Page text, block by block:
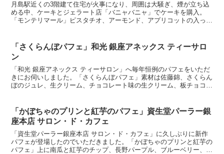
月島駅近くの3階建て住宅が火事になり、周囲は大騒ぎ、煙が立ち込
める中、ケーキとジェラート店「バニャバニャ」でケーキを購入。
「モンテリマール」ピスタチオ、アーモンド、アプリコットの入った
「さくらんぼパフェ」和光 銀座アネックス ティーサロ
ン
「和光 銀座アネックス ティーサロン」へ毎年恒例のパフェをいただ
きにお伺いしました。「さくらんぼパフェ」素材は佐藤錦、さくらん
ぼのジュレ、生クリーム、チョコレート味の生クリーム、板チョコ、
「かぼちゃのプリンと紅芋のパフェ」資生堂パーラー銀
座本店 サロン・ド・カフェ
「資生堂パーラー銀座本店 サロン・ド・カフェ」に久しぶりに新作
パフェが登場したのでいただきました。「かぼちゃのプリンと紅芋の
パフェ」上に南瓜と紅芋のチップ、長野パープル、ブルーベリー、ブ